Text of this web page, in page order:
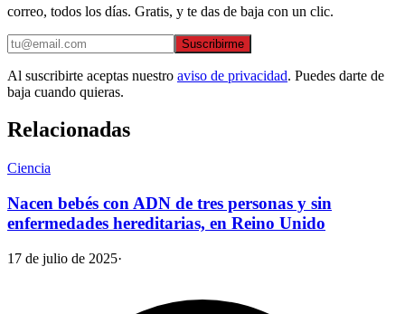
correo, todos los días. Gratis, y te das de baja con un clic.
Suscribirme
Al suscribirte aceptas nuestro aviso de privacidad. Puedes darte de
baja cuando quieras.
Relacionadas
Ciencia
Nacen bebés con ADN de tres personas y sin
enfermedades hereditarias, en Reino Unido
17 de julio de 2025·